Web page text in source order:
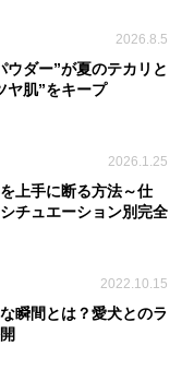
2026.8.5
ウダー”が夏のテカリと
ヤ肌”をキープ
2026.1.25
上手に断る方法～仕
チュエーション別完全
2022.10.15
瞬間とは？愛犬とのラ